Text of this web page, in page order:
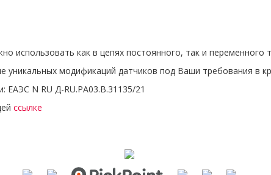
использовать как в цепях постоянного, так и переменного
уникальных модификаций датчиков под Ваши требования в
ЕАЭС N RU Д-RU.РА03.В.31135/21
ссылке